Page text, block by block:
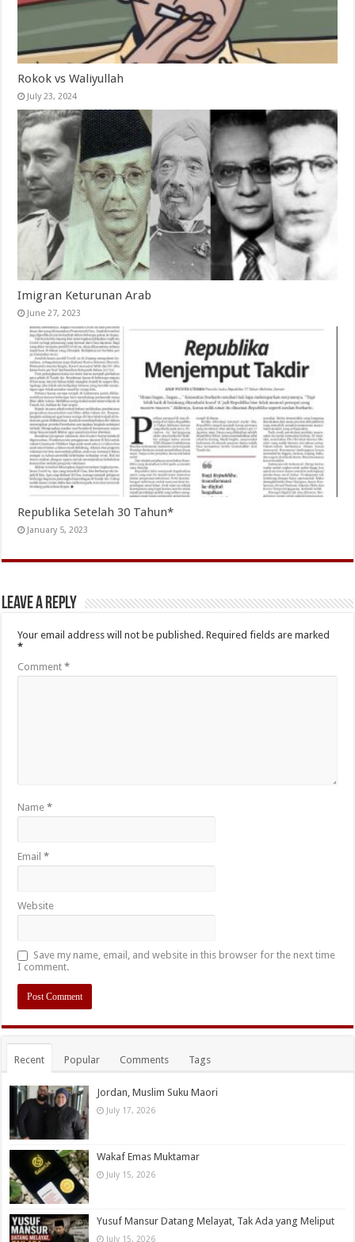
Rokok vs Waliyullah
July 23, 2024
Imigran Keturunan Arab
June 27, 2023
Republika Setelah 30 Tahun*
January 5, 2023
Leave a Reply
Your email address will not be published. Required fields are marked
*
Comment*
Name*
Email*
Website
Save my name, email, and website in this browser for the next time
I comment.
Recent Popular Comments Tags
Jordan, Muslim Suku Maori
July 17, 2026
Wakaf Emas Muktamar
July 15, 2026
Yusuf Mansur Datang Melayat, Tak Ada yang Meliput
July 15, 2026